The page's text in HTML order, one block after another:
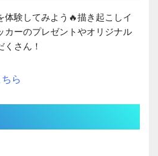
体験してみよう🔥描き起こしイ
カーのプレゼントやオリジナル
さん！
ら